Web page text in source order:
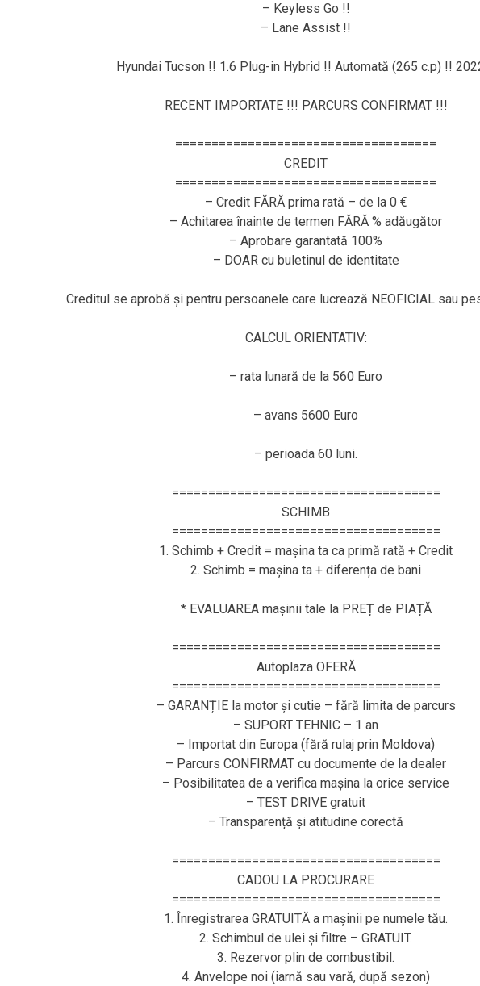
– Keyless Go !!
– Lane Assist !!
Hyundai Tucson !! 1.6 Plug-in Hybrid !! Automată (265 c.p) !!
RECENT IMPORTATE !!! PARCURS CONFIRMAT !!!
====================================
CREDIT
====================================
– Credit FĂRĂ prima rată – de la 0 €
– Achitarea înainte de termen FĂRĂ % adăugător
– Aprobare garantată 100%
– DOAR cu buletinul de identitate
Creditul se aprobă și pentru persoanele care lucrează NEOFICIAL sau
CALCUL ORIENTATIV:
– rata lunară de la 560 Euro
– avans 5600 Euro
– perioada 60 luni.
=====================================
SCHIMB
=====================================
1. Schimb + Credit = mașina ta ca primă rată + Credit
2. Schimb = mașina ta + diferența de bani
* EVALUAREA mașinii tale la PREȚ de PIAȚĂ
=====================================
Autoplaza OFERĂ
=====================================
– GARANȚIE la motor și cutie – fără limita de parcurs
– SUPORT TEHNIC – 1 an
– Importat din Europa (fără rulaj prin Moldova)
– Parcurs CONFIRMAT cu documente de la dealer
– Posibilitatea de a verifica mașina la orice service
– TEST DRIVE gratuit
– Transparență și atitudine corectă
=====================================
CADOU LA PROCURARE
=====================================
1. Înregistrarea GRATUITĂ a mașinii pe numele tău.
2. Schimbul de ulei și filtre – GRATUIT.
3. Rezervor plin de combustibil.
4. Anvelope noi (iarnă sau vară, după sezon)